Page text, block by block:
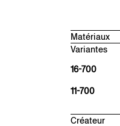
Matériaux
Variantes
16-700
11-700
Créateur